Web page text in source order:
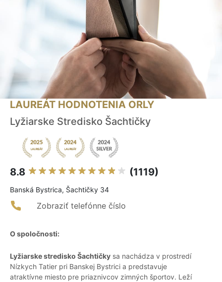
LAUREÁT HODNOTENIA ORLY
Lyžiarske Stredisko Šachtičky
8.8 (1119)
Banská Bystrica, Šachtičky 34
Zobraziť telefónne číslo
O spoločnosti:
Lyžiarske stredisko Šachtičky sa nachádza v prostredí
Nízkych Tatier pri Banskej Bystrici a predstavuje
atraktívne miesto pre priaznivcov zimných športov. Leží